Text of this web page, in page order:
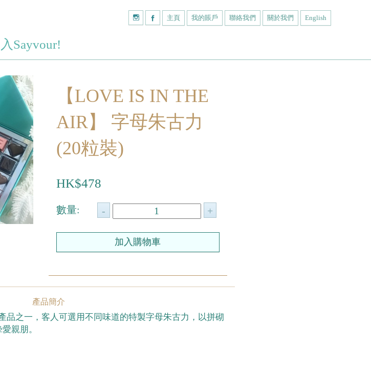
English
關於我們
聯絡我們
我的賬戶
主頁
Sayvour!
【LOVE IS IN THE
AIR】 字母朱古力
(20粒裝)
HK$478
數量:
產品簡介
品之一，客人可選用不同味道的特製字母朱古力，以拼砌
親朋。